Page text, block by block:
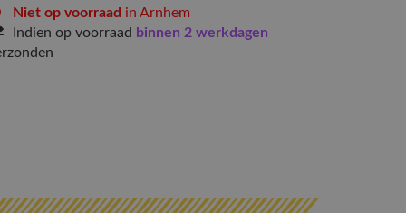
Niet op voorraad in Arnhem
Indien op voorraad binnen 2 werkdagen